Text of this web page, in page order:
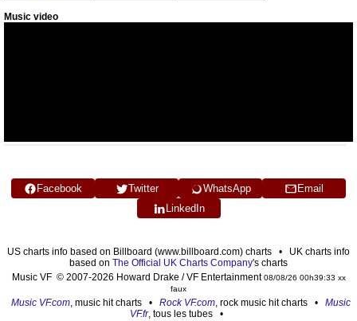
Music video
Facebook Twitter WhatsApp
Email
LinkedIn
US charts info based on Billboard (www.billboard.com) charts • UK charts info
based on The Official UK Charts Company's charts
Music VF © 2007-2026 Howard Drake / VF Entertainment08/08/26 00h39:33 xx
faux
Music VF.com, music hit charts • Rock VF.com, rock music hit charts • Music
VF.fr, tous les tubes •